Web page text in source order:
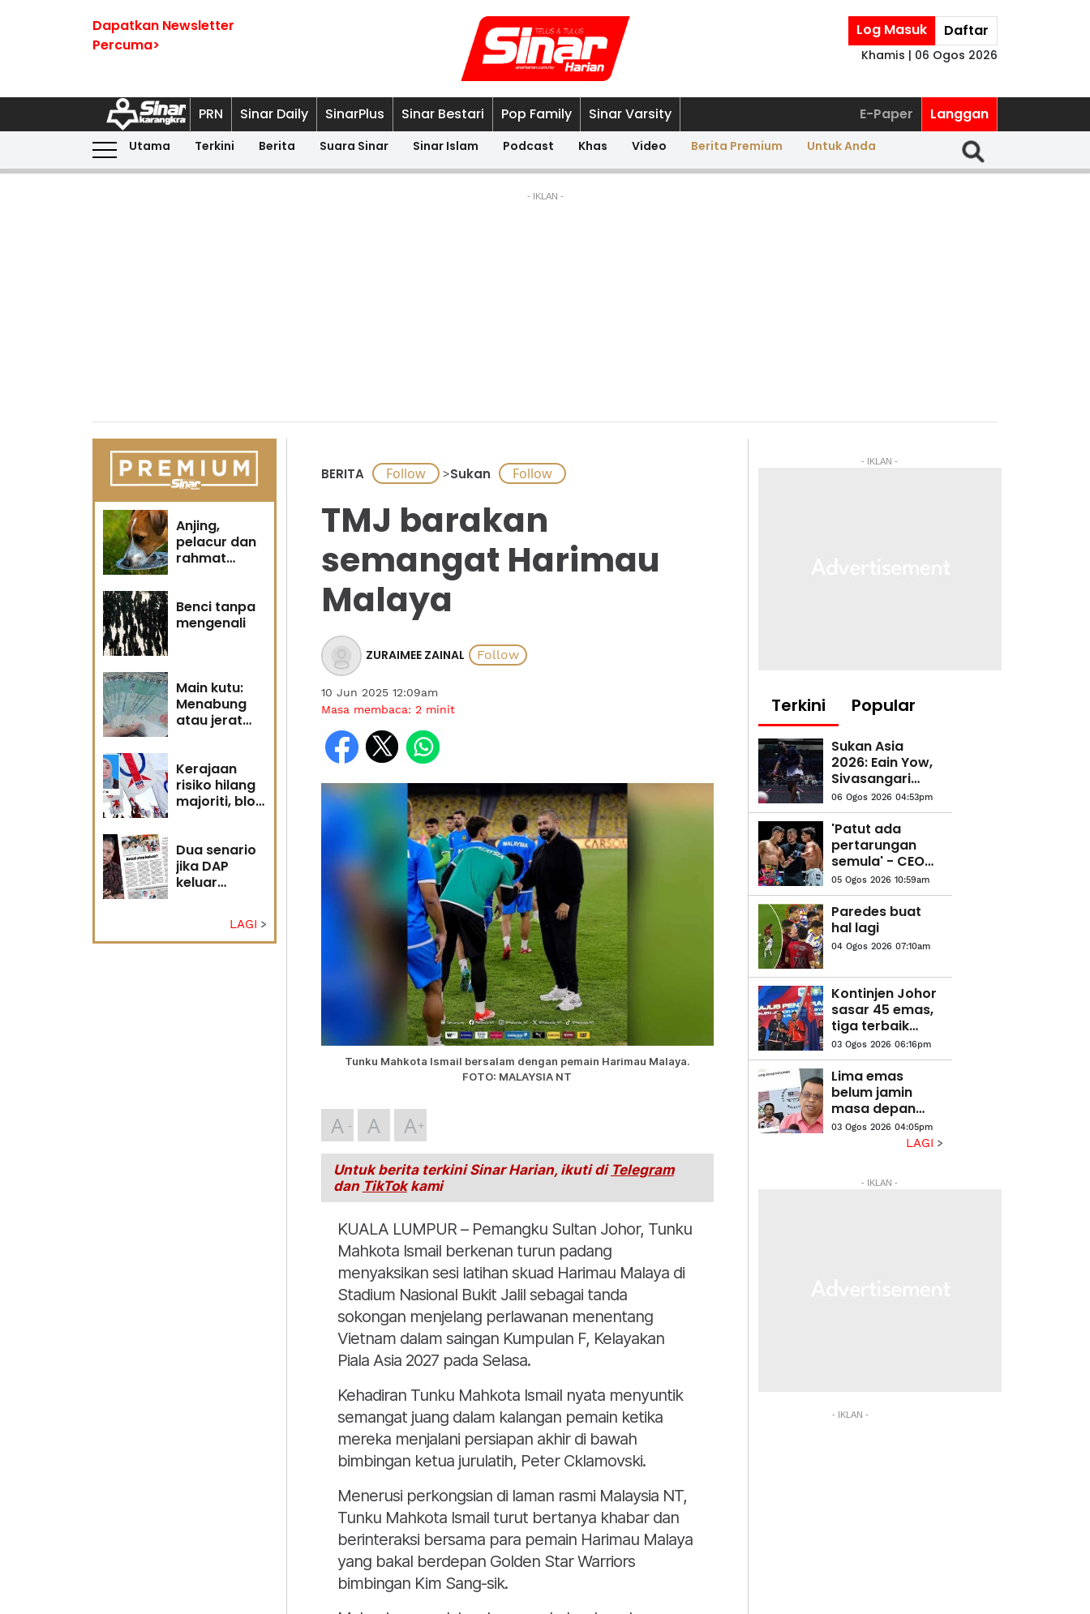
Dapatkan Newsletter
Percuma>
Log Masuk Daftar
Khamis | 06 Ogos 2026
PRN Sinar Daily SinarPlus Sinar Bestari Pop Family Sinar Varsity E-Paper Langgan
Utama Terkini Berita Suara Sinar Sinar Islam Podcast Khas Video Berita Premium Untuk Anda
- IKLAN -
Anjing,
pelacur dan
rahmat
Benci tanpa
mengenali
Main kutu:
Menabung
atau jerat
Kerajaan
risiko hilang
majoriti, blok
semula
Dua senario
jika DAP
keluar
LAGI
BERITA >Sukan
TMJ barakan
semangat Harimau
Malaya
ZURAIMEE ZAINAL
10 Jun 2025 12:09am
Masa membaca: 2 minit
Tunku Mahkota Ismail bersalam dengan pemain Harimau Malaya.
FOTO: MALAYSIA NT
A A A
Untuk berita terkini Sinar Harian, ikuti di Telegram
dan TikTokkami
KUALA LUMPUR – Pemangku Sultan Johor, Tunku
Mahkota Ismail berkenan turun padang
menyaksikan sesi latihan skuad Harimau Malaya di
Stadium Nasional Bukit Jalil sebagai tanda
sokongan menjelang perlawanan menentang
Vietnam dalam saingan Kumpulan F, Kelayakan
Piala Asia 2027 pada Selasa.
Kehadiran Tunku Mahkota Ismail nyata menyuntik
semangat juang dalam kalangan pemain ketika
mereka menjalani persiapan akhir di bawah
bimbingan ketua jurulatih, Peter Cklamovski.
Menerusi perkongsian di laman rasmi Malaysia NT,
Tunku Mahkota Ismail turut bertanya khabar dan
berinteraksi bersama para pemain Harimau Malaya
yang bakal berdepan Golden Star Warriors
bimbingan Kim Sang-sik.
- IKLAN -
Terkini Popular
Sukan Asia
2026: Eain Yow,
Sivasangari
galas misi besar
buru tiket ke
LA28
06 Ogos 2026 04:53pm
'Patut ada
pertarungan
semula' - CEO
ONE
Championship
05 Ogos 2026 10:59am
Paredes buat
hal lagi
04 Ogos 2026 07:10am
Kontinjen Johor
sasar 45 emas,
tiga terbaik
SUKMA Selangor
03 Ogos 2026 06:16pm
Lima emas
belum jamin
masa depan
angkat berat
03 Ogos 2026 04:05pm
LAGI
- IKLAN -
- IKLAN -